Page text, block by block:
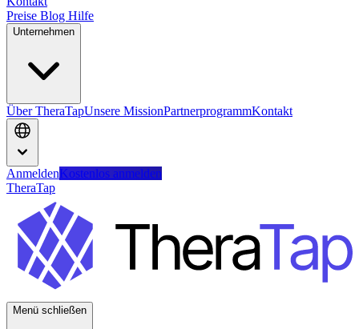
Preise Blog Hilfe
Unternehmen
Über TheraTapUnsere MissionPartnerprogrammKontakt
AnmeldenKostenlos anmelden
TheraTap
Menü schließen